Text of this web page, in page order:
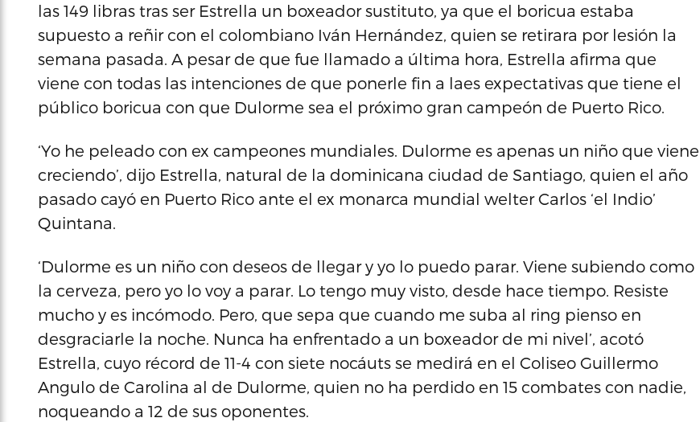
las 149 libras tras ser Estrella un boxeador sustituto, ya que el boricua estaba
supuesto a reñir con el colombiano Iván Hernández, quien se retirara por lesión la
semana pasada. A pesar de que fue llamado a última hora, Estrella afirma que
viene con todas las intenciones de que ponerle fin a laes expectativas que tiene el
público boricua con que Dulorme sea el próximo gran campeón de Puerto Rico.
‘Yo he peleado con ex campeones mundiales. Dulorme es apenas un niño que viene
creciendo’, dijo Estrella, natural de la dominicana ciudad de Santiago, quien el año
pasado cayó en Puerto Rico ante el ex monarca mundial welter Carlos ‘el Indio’
Quintana.
‘Dulorme es un niño con deseos de llegar y yo lo puedo parar. Viene subiendo como
la cerveza, pero yo lo voy a parar. Lo tengo muy visto, desde hace tiempo. Resiste
mucho y es incómodo. Pero, que sepa que cuando me suba al ring pienso en
desgraciarle la noche. Nunca ha enfrentado a un boxeador de mi nivel’, acotó
Estrella, cuyo récord de 11-4 con siete nocáuts se medirá en el Coliseo Guillermo
Angulo de Carolina al de Dulorme, quien no ha perdido en 15 combates con nadie,
noqueando a 12 de sus oponentes.